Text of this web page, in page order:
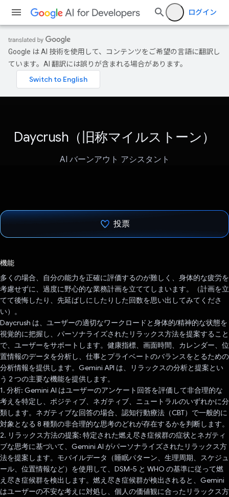
ログイン
Google は AI 技術を使用して、コンテンツをご希望の言語に翻訳し
ています。AI 翻訳には誤りが含まれる場合があります。
Daycrush（旧称マイルストーン）
AI バーンアウト アシスタント
投票
機能
多くの場合、自分の能力を正確に評価するのが難しく、身体的な疲労を
考慮せずに、過度に野心的な業務計画を立ててしまいます。（計画を立
てて後悔したり、先延ばしにしたりした回数を思い出してみてくださ
い）。
Daycrush は、ユーザーの適切なワークロードと身体的/精神的な状態を
視覚的に把握し、パーソナライズされたリラックス方法を提案すること
で、ユーザーをサポートします。健康指標、画面時間、カレンダー、位
置情報のデータを分析し、仕事とプライベートのバランスをとるための
分析情報を提供します。Gemini API は、リラックスの分析と提案とい
う 2 つの主要な機能を提供します。
1. 分析: Gemini AI はユーザーのアンケート回答を評価して非合理的な
考えを特定し、ポジティブ、ネガティブ、ニュートラルのいずれかに分
類します。ネガティブな回答の場合、認知行動療法（CBT）で一般的に
対象となる 8 種類の非合理的な思考のどれが存在するかを判断します。
2. リラックス方法の提案: 特定された燃え尽き症候群の症状とネガティ
ブな思考に基づいて、Gemini AI がパーソナライズされたリラックス方
法を提案します。モバイルデータ（睡眠パターン、生理周期、スケジュ
ール、位置情報など）を使用して、DSM-5 と WHO の基準に従って燃
え尽き症候群を検出します。燃え尽き症候群が検出されると、Gemini
はユーザーの不安な考えに対処し、個人の価値観に合ったリラックス方